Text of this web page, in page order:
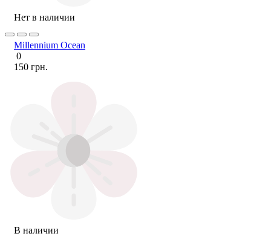
Нет в наличии
Millennium Ocean
0
150 грн.
В наличии